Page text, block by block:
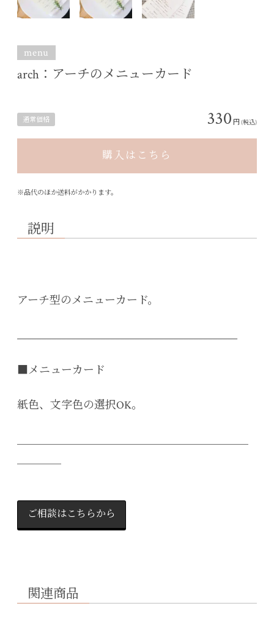
menu
arch：アーチのメニューカード
通常価格 330 円(税込)
購入はこちら
※品代のほか送料がかかります。
説明
アーチ型のメニューカード。
_____________________________________________
■メニューカード
紙色、文字色の選択OK。
ご相談はこちらから
関連商品